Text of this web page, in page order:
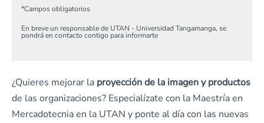
*Campos obligatorios
En breve un responsable de UTAN - Universidad Tangamanga, se
pondrá en contacto contigo para informarte
¿Quieres mejorar la proyección de la imagen y productos
de las organizaciones? Especialízate con la Maestría en
Mercadotecnia en la UTAN y ponte al día con las nuevas